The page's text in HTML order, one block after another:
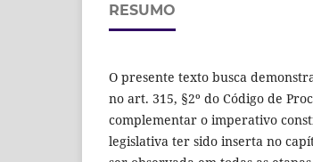
RESUMO
O presente texto busca
no art. 315, §2º do Código de
complementar o imperativo
legislativa ter sido inserta no